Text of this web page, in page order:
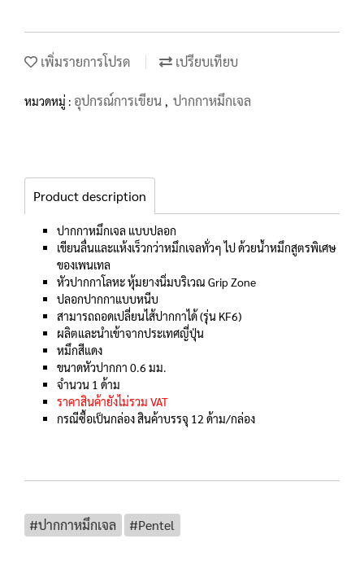
เพิ่มรายการโปรด เปรียบเทียบ
หมวดหมู่ : อุปกรณ์การเขียน , ปากกาหมึกเจล
Product description
ปากกาหมึกเจล แบบปลอก
เขียนลื่นและแห้งเร็วกว่าหมึกเจลทั่วๆ ไป ด้วยน้ำหมึกสูตรพิเศษ
ของเพนเทล
หัวปากกาโลหะ หุ้มยางนิ่มบริเวณ Grip Zone
ปลอกปากกาแบบหนีบ
สามารถถอดเปลี่ยนไส้ปากกาได้ (รุ่น KF6)
ผลิตและนำเข้าจากประเทศญี่ปุ่น
หมึกสีแดง
ขนาดหัวปากกา 0.6 มม.
จำนวน 1 ด้าม
ราคาสินค้ายังไม่รวม VAT
กรณีซื้อเป็นกล่อง สินค้าบรรจุ 12 ด้าม/กล่อง
#ปากกาหมึกเจล #Pentel